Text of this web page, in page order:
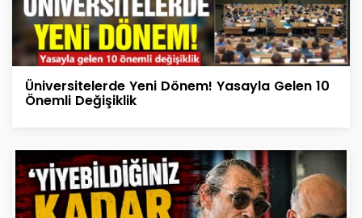
Üniversitelerde Yeni Dönem! Yasayla Gelen 10
Önemli Değişiklik